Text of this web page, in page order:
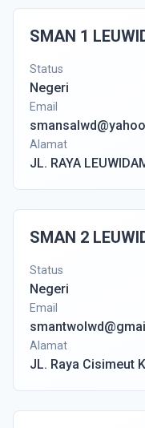
SMAN 1
Status
Negeri
Email
Alamat
JL. RAYA
SMAN 2
Status
Negeri
Email
Alamat
JL. Raya Cisimeut